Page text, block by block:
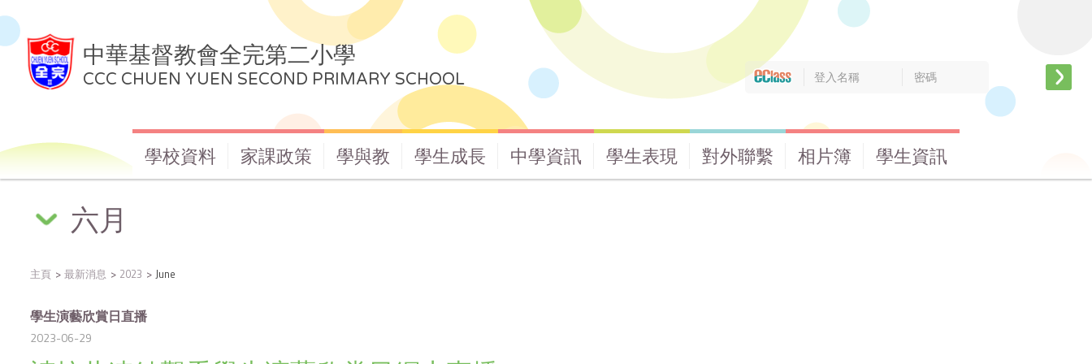
中華基督教會全完第二小學
CCC CHUEN YUEN SECOND PRIMARY SCHOOL
學校資料 家課政策 學與教 學生成長 中學資訊 學生表現 對外聯繫 相片簿 學生資訊
六月
主頁 最新消息 2023 June
學生演藝欣賞日直播
2023-06-29